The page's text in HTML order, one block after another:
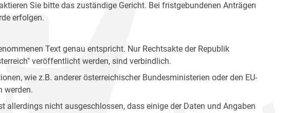
Sie bitte das zuständige Gericht. Bei fristgebundenen Anträgen
erfolgen.
Text genau entspricht. Nur Rechtsakte der Republik
veröffentlicht werden, sind verbindlich.
wie z.B. anderer österreichischer Bundesministerien oder den EU-
werden.
nicht ausgeschlossen, dass einige der Daten und Angaben